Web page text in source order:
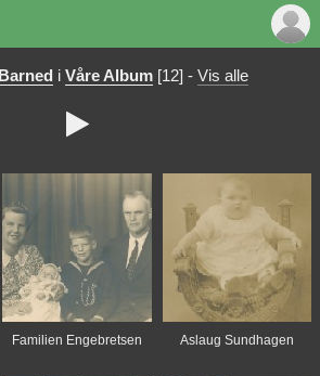
Barned i Våre Album [12] - Vis alle

Familien Engebretsen Aslaug Sundhagen